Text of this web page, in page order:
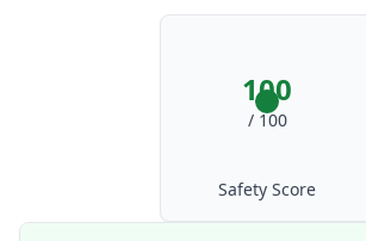
100
/ 100
Safety Score